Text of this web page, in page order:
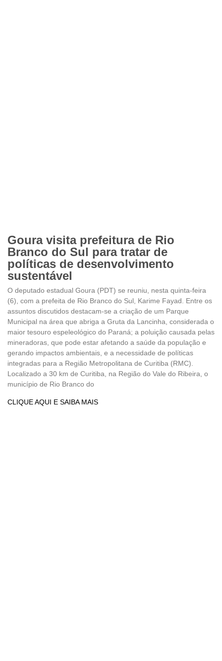
Goura visita prefeitura de Rio
Branco do Sul para tratar de
políticas de desenvolvimento
sustentável
O deputado estadual Goura (PDT) se reuniu, nesta quinta-feira
(6), com a prefeita de Rio Branco do Sul, Karime Fayad. Entre os
assuntos discutidos destacam-se a criação de um Parque
Municipal na área que abriga a Gruta da Lancinha, considerada o
maior tesouro espeleológico do Paraná; a poluição causada pelas
mineradoras, que pode estar afetando a saúde da população e
gerando impactos ambientais, e a necessidade de políticas
integradas para a Região Metropolitana de Curitiba (RMC).
Localizado a 30 km de Curitiba, na Região do Vale do Ribeira, o
município de Rio Branco do
CLIQUE AQUI E SAIBA MAIS